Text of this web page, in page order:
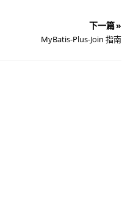
下一篇 »
MyBatis-Plus-Join 指南